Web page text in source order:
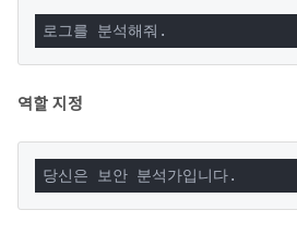
로그를 분석해줘.
역할 지정
당신은 보안 분석가입니다.